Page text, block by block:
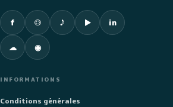
f
Facebook
◎
Instagram♪
TikTok ▶
YouTubein
LinkedIn
☁
SoundCloud
◉
Spotify
INFORMATIONS
Conditions générales